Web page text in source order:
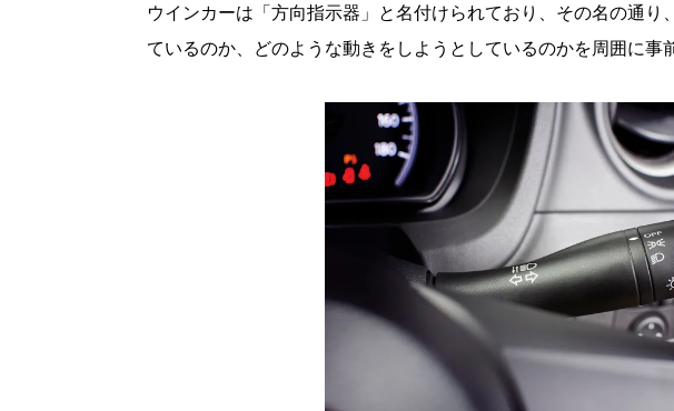
ウインカーは「方向指示器」と名付けられており、その名の通り
ているのか、どのような動きをしようとしているのかを周囲に事